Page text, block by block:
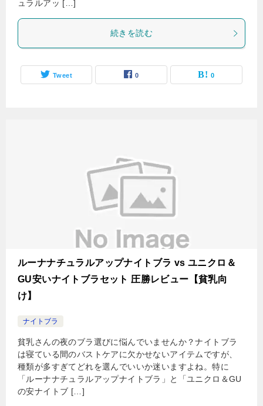
ュラルアッ […]
続きを読む
Tweet 0 0
ルーナナチュラルアップナイトブラ vs ユニクロ＆
GU安いナイトブラセット 圧勝レビュー【貧乳向
け】
ナイトブラ
貧乳さんの夜のブラ選びに悩んでいませんか？ナイトブラ
は寝ている間のバストケアに欠かせないアイテムですが、
種類が多すぎてどれを選んでいいか迷いますよね。特に
「ルーナナチュラルアップナイトブラ」と「ユニクロ＆GU
の安ナイトブ […]